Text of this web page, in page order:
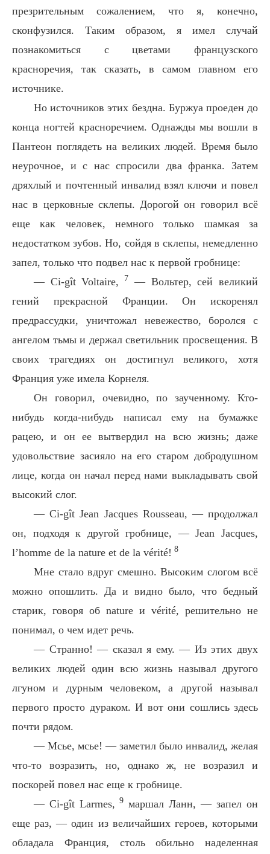
презрительным сожалением, что я, конечно,
сконфузился. Таким образом, я имел случай
познакомиться с цветами французского
красноречия, так сказать, в самом главном его
источнике.
Но источников этих бездна. Буржуа проеден до
конца ногтей красноречием. Однажды мы вошли в
Пантеон поглядеть на великих людей. Время было
неурочное, и с нас спросили два франка. Затем
дряхлый и почтенный инвалид взял ключи и повел
нас в церковные склепы. Дорогой он говорил всё
еще как человек, немного только шамкая за
недостатком зубов. Но, сойдя в склепы, немедленно
запел, только что подвел нас к первой гробнице:
— Ci-gît Voltaire, 7
— Вольтер, сей великий
гений прекрасной Франции. Он искоренял
предрассудки, уничтожал невежество, боролся с
ангелом тьмы и держал светильник просвещения. В
своих трагедиях он достигнул великого, хотя
Франция уже имела Корнеля.
Он говорил, очевидно, по заученному. Кто-
нибудь когда-нибудь написал ему на бумажке
рацею, и он ее вытвердил на всю жизнь; даже
удовольствие засияло на его старом добродушном
лице, когда он начал перед нами выкладывать свой
высокий слог.
— Ci-gît Jean Jacques Rousseau, — продолжал
он, подходя к другой гробнице, — Jean Jacques,
l’homme de la nature et de la vérité! 8
Мне стало вдруг смешно. Высоким слогом всё
можно опошлить. Да и видно было, что бедный
старик, говоря об nature и vérité, решительно не
понимал, о чем идет речь.
— Странно! — сказал я ему. — Из этих двух
великих людей один всю жизнь называл другого
лгуном и дурным человеком, а другой называл
первого просто дураком. И вот они сошлись здесь
почти рядом.
— Мсье, мсье! — заметил было инвалид, желая
что-то возразить, но, однако ж, не возразил и
поскорей повел нас еще к гробнице.
— Ci-gît Larmes, 9 маршал Ланн, — запел он
еще раз, — один из величайших героев, которыми
обладала Франция, столь обильно наделенная